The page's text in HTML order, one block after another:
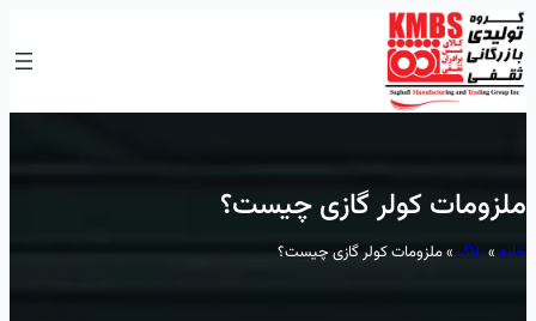
رفتن
به
محتوا
ملزومات کولر گازی چیست؟
خانه »بلاگ »ملزومات کولر گازی چیست؟